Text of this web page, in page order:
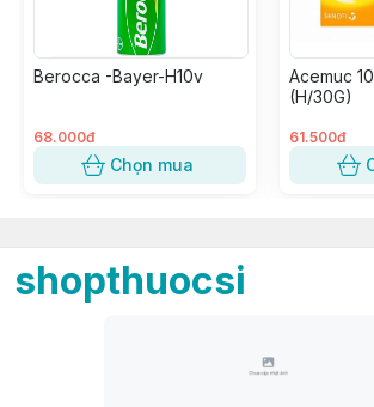
Berocca -Bayer-H10v
68.000đ
Chọn mua
Acemuc
(H/30G)
61.500đ
shopthuocsi